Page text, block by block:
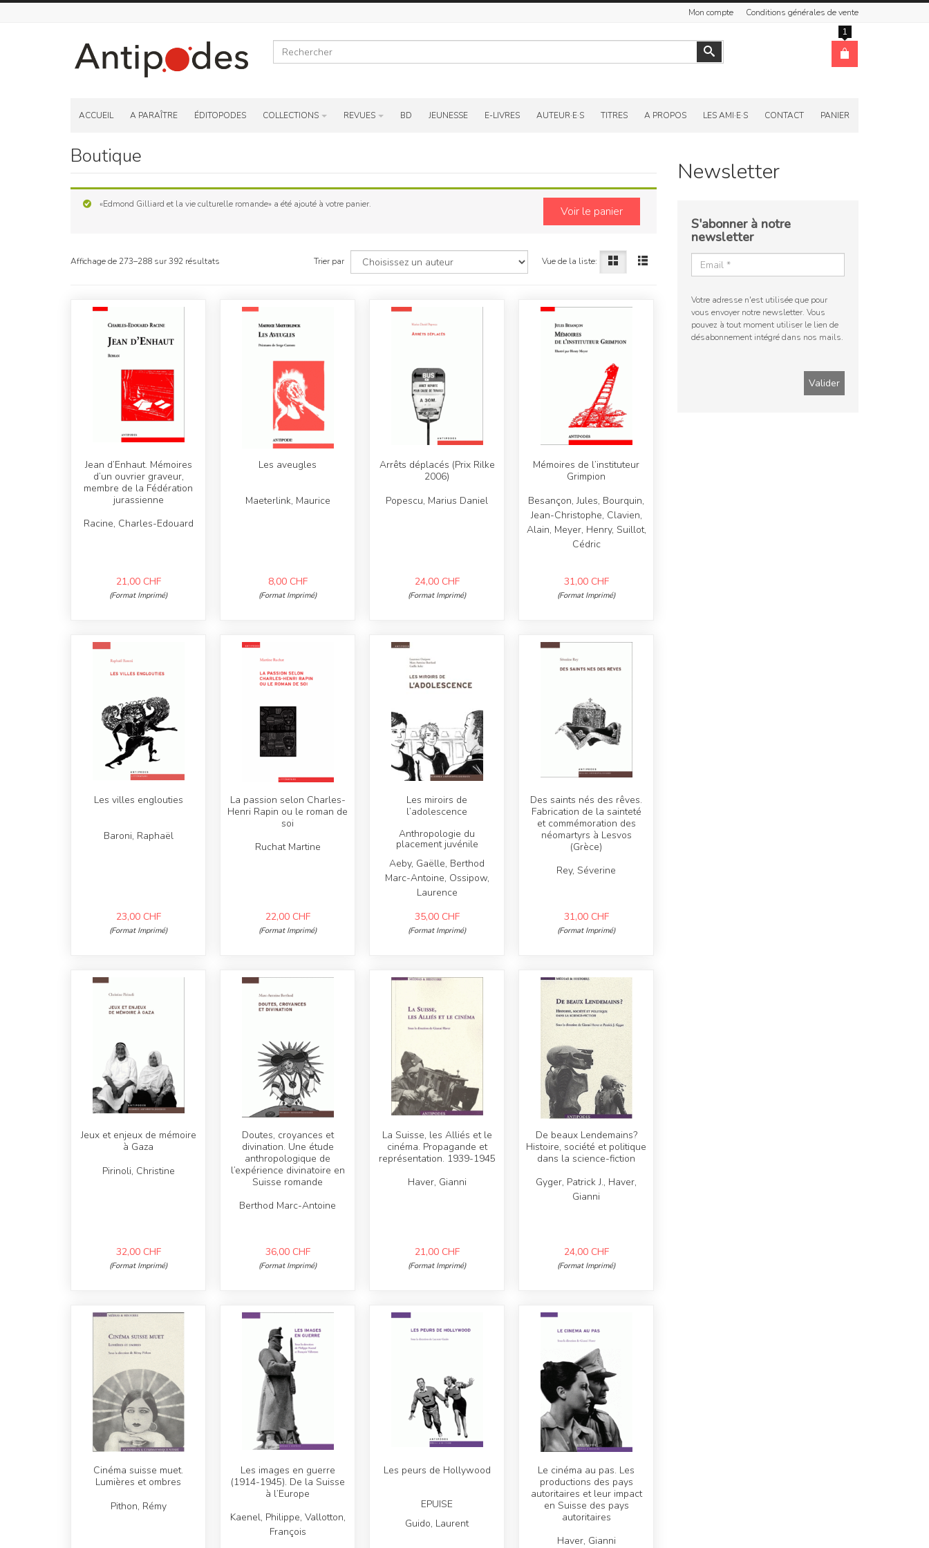
Mon compte Conditions générales de vente
1
ACCUEIL A PARAÎTRE ÉDITOPODES COLLECTIONS REVUES BD JEUNESSE E-LIVRES AUTEUR·E·S TITRES A PROPOS LES AMI·E·S CONTACT PANIER
Boutique
Voir le panier
«Edmond Gilliard et la vie culturelle romande» a été ajouté à votre panier.
Affichage de 273–288 sur 392 résultats Trier par Vue de la liste:
Jean d’Enhaut. Mémoires
d’un ouvrier graveur,
membre de la Fédération
jurassienne
Racine, Charles-Edouard
21,00 CHF
(Format Imprimé)
Les aveugles
Maeterlink, Maurice
8,00 CHF
(Format Imprimé)
Arrêts déplacés (Prix Rilke
2006)
Popescu, Marius Daniel
24,00 CHF
(Format Imprimé)
Mémoires de l’instituteur
Grimpion
Besançon, Jules, Bourquin,
Jean-Christophe, Clavien,
Alain, Meyer, Henry, Suillot,
Cédric
31,00 CHF
(Format Imprimé)
Les villes englouties
Baroni, Raphaël
23,00 CHF
(Format Imprimé)
La passion selon Charles-
Henri Rapin ou le roman de
soi
Ruchat Martine
22,00 CHF
(Format Imprimé)
Les miroirs de
l’adolescence
Anthropologie du
placement juvénile
Aeby, Gaëlle, Berthod
Marc-Antoine, Ossipow,
Laurence
35,00 CHF
(Format Imprimé)
Des saints nés des rêves.
Fabrication de la sainteté
et commémoration des
néomartyrs à Lesvos
(Grèce)
Rey, Séverine
31,00 CHF
(Format Imprimé)
Jeux et enjeux de mémoire
à Gaza
Pirinoli, Christine
32,00 CHF
(Format Imprimé)
Doutes, croyances et
divination. Une étude
anthropologique de
l’expérience divinatoire en
Suisse romande
Berthod Marc-Antoine
36,00 CHF
(Format Imprimé)
La Suisse, les Alliés et le
cinéma. Propagande et
représentation. 1939-1945
Haver, Gianni
21,00 CHF
(Format Imprimé)
De beaux Lendemains?
Histoire, société et politique
dans la science-fiction
Gyger, Patrick J., Haver,
Gianni
24,00 CHF
(Format Imprimé)
Cinéma suisse muet.
Lumières et ombres
Pithon, Rémy
Les images en guerre
(1914-1945). De la Suisse
à l’Europe
Kaenel, Philippe, Vallotton,
François
Les peurs de Hollywood
EPUISE
Guido, Laurent
Le cinéma au pas. Les
productions des pays
autoritaires et leur impact
en Suisse des pays
autoritaires
Haver, Gianni
Newsletter
S'abonner à notre
newsletter
Votre adresse n'est utilisée que pour
vous envoyer notre newsletter. Vous
pouvez à tout moment utiliser le lien de
désabonnement intégré dans nos mails.